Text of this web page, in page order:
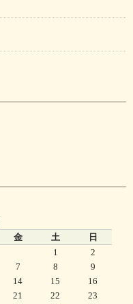
金 土
日
1
2
7 8
9
14 15
16
21 22
23